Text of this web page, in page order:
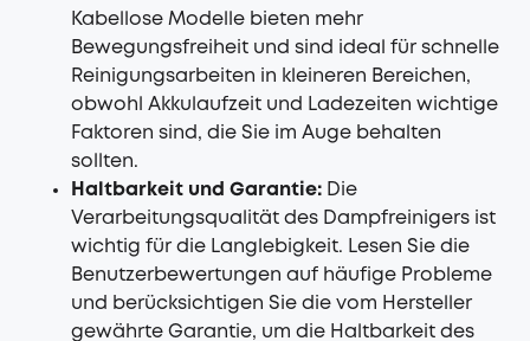
Kabellose Modelle bieten mehr
Bewegungsfreiheit und sind ideal für schnelle
Reinigungsarbeiten in kleineren Bereichen,
obwohl Akkulaufzeit und Ladezeiten wichtige
Faktoren sind, die Sie im Auge behalten
sollten.
Haltbarkeit und Garantie: Die
Verarbeitungsqualität des Dampfreinigers ist
wichtig für die Langlebigkeit. Lesen Sie die
Benutzerbewertungen auf häufige Probleme
und berücksichtigen Sie die vom Hersteller
gewährte Garantie, um die Haltbarkeit des